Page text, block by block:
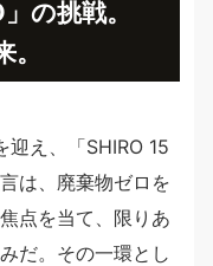
の挑戦。
迎え、「SHIRO 15
は、廃棄物ゼロを
点を当て、限りあ
だ。その一環とし